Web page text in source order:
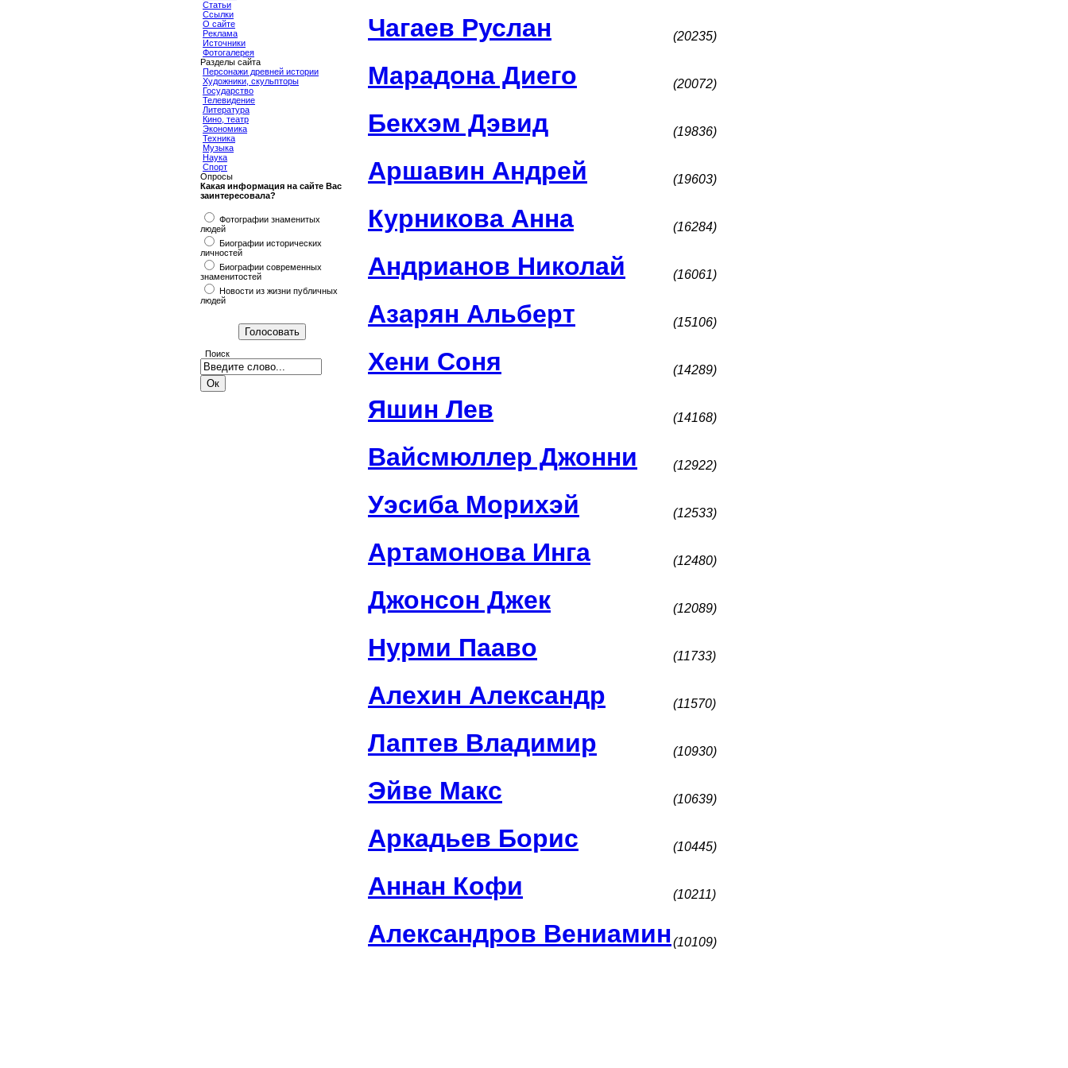
Статьи
Ссылки
О сайте
Реклама
Источники
Фотогалерея
Разделы сайта
Персонажи древней истории
Художники, скульпторы
Государство
Телевидение
Литература
Кино, театр
Экономика
Техника
Музыка
Наука
Спорт
Опросы
Какая информация на сайте Вас
заинтересовала?
Фотографии знаменитых
людей
Биографии исторических
личностей
Биографии современных
знаменитостей
Новости из жизни публичных
людей
Поиск
Чагаев Руслан (20235)
Марадона Диего (20072)
Бекхэм Дэвид (19836)
Аршавин Андрей (19603)
Курникова Анна (16284)
Андрианов Николай (16061)
Азарян Альберт (15106)
Хени Соня (14289)
Яшин Лев (14168)
Вайсмюллер Джонни (12922)
Уэсиба Морихэй (12533)
Артамонова Инга (12480)
Джонсон Джек (12089)
Нурми Пааво (11733)
Алехин Александр (11570)
Лаптев Владимир (10930)
Эйве Макс (10639)
Аркадьев Борис (10445)
Аннан Кофи (10211)
Александров Вениамин(10109)